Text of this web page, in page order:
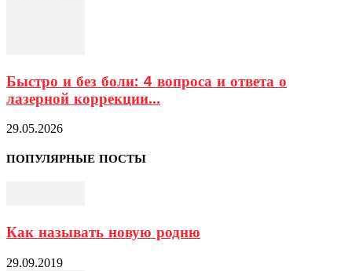
Быстро и без боли: 4 вопроса и ответа о
лазерной коррекции...
29.05.2026
ПОПУЛЯРНЫЕ ПОСТЫ
Как называть новую родню
29.09.2019